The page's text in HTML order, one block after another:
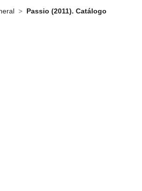
Passio (2011). Catálogo